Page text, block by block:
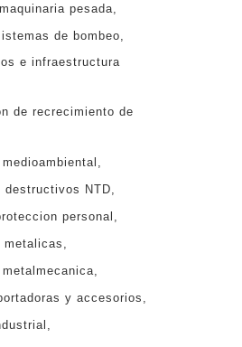
pesada
de bombeo
e infraestructura
de recrecimiento de
destructivos NTD
personal
metalicas
y accesorios